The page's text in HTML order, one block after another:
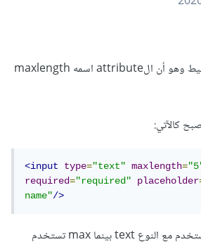
الخطأ في كود حضرتك بسيط وهو أن الattribute اسمه maxlength
كالآتي:
<input type="text" maxlength=
required="required" placeholder
name"/>
لاحظ أن maxlength تستخدم مع النوع text بينما max تستخدم